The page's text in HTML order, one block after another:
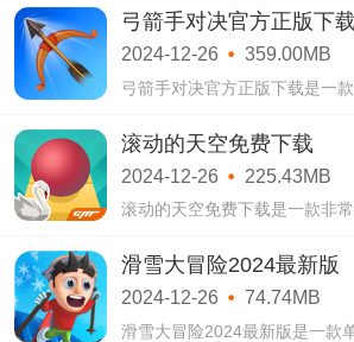
弓箭手对决最新版下载游戏中玩
就一个，规定回合内用手中的武
淘汰!
弓箭手对决官方正版下载
2024-12-26 359.00MB
弓箭手对决官方正版下载是一款
正版下载内容非常简单，就是你
家进行回合挑战，规则则是用箭
汰掉!
滚动的天空免费下载
2024-12-26 225.43MB
滚动的天空免费下载是一款非
许多的关卡，不同的主题不同的
家也将迎接不同机关陷阱的挑战!
滑雪大冒险2024最新版
2024-12-26 74.74MB
滑雪大冒险2024最新版是一款